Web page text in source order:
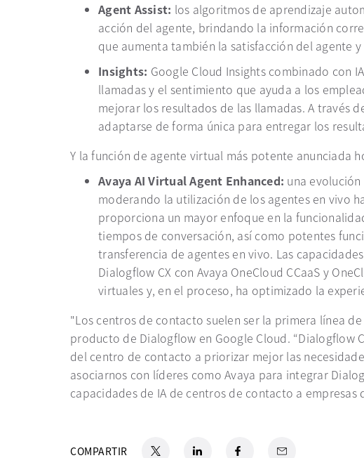
Agent Assist: los algoritmos de aprendizaje
acción del agente, brindando la información
que aumenta también la satisfacción del agente
Insights: Google Cloud Insights combinado con
llamadas y el sentimiento que ayuda a los
mejorar los resultados de las llamadas. A través
adaptarse de forma única para entregar los
Y la función de agente virtual más potente anunciada
Avaya AI Virtual Agent Enhanced: una
moderando la utilización de los agentes en vivo
proporciona un mayor enfoque en la
tiempos de conversación, así como potentes
transferencia de agentes en vivo. Las
Dialogflow CX con Avaya OneCloud CCaaS y
virtuales y, en el proceso, ha optimizado la
"Los centros de contacto suelen ser la primera línea
producto de Dialogflow en Google Cloud. “Dialogflow
del centro de contacto a priorizar mejor las
asociarnos con líderes como Avaya para integrar
capacidades de IA de centros de contacto a empresas
COMPARTIR se abre en una pestaña nueva
LinkedIn
se abre en una pestaña nueva
Facebook
se abre en una pestaña nueva
Email